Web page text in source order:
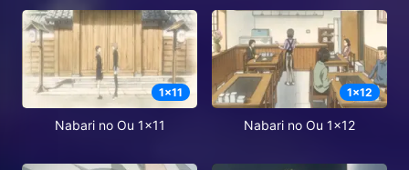
1x11
Nabari no Ou 1x11
1x12
Nabari no Ou 1x12